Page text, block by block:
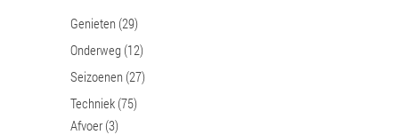
Genieten (29)
Onderweg (12)
Seizoenen (27)
Techniek (75)
Afvoer (3)